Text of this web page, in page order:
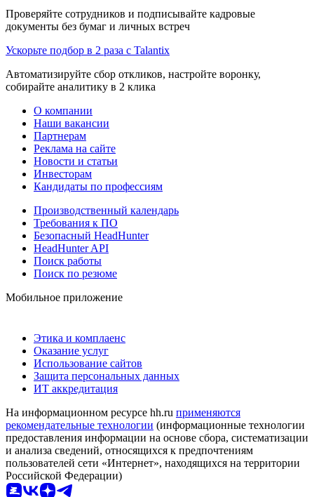
Проверяйте сотрудников и подписывайте кадровые
документы без бумаг и личных встреч
Ускорьте подбор в 2 раза с Talantix
Автоматизируйте сбор откликов, настройте воронку,
собирайте аналитику в 2 клика
О компании
Наши вакансии
Партнерам
Реклама на сайте
Новости и статьи
Инвесторам
Кандидаты по профессиям
Производственный календарь
Требования к ПО
Безопасный HeadHunter
HeadHunter API
Поиск работы
Поиск по резюме
Мобильное приложение
Этика и комплаенс
Оказание услуг
Использование сайтов
Защита персональных данных
ИТ аккредитация
На информационном ресурсе hh.ru применяются
рекомендательные технологии (информационные технологии
предоставления информации на основе сбора, систематизации
и анализа сведений, относящихся к предпочтениям
пользователей сети «Интернет», находящихся на территории
Российской Федерации)